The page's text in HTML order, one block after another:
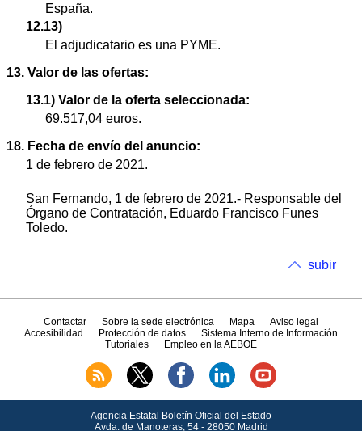
España.
12.13)
El adjudicatario es una PYME.
13. Valor de las ofertas:
13.1) Valor de la oferta seleccionada:
69.517,04 euros.
18. Fecha de envío del anuncio:
1 de febrero de 2021.
San Fernando, 1 de febrero de 2021.- Responsable del
Órgano de Contratación, Eduardo Francisco Funes
Toledo.
subir
Contactar Sobre la sede electrónica Mapa
Aviso legal
Accesibilidad
Protección de datos
Sistema Interno de Información
Tutoriales
Empleo en la AEBOE
Agencia Estatal Boletín Oficial del Estado
Avda.de Manoteras, 54 - 28050 Madrid